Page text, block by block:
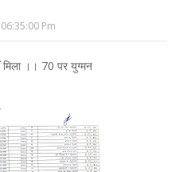
Pm
।। 70 पर युग्मन